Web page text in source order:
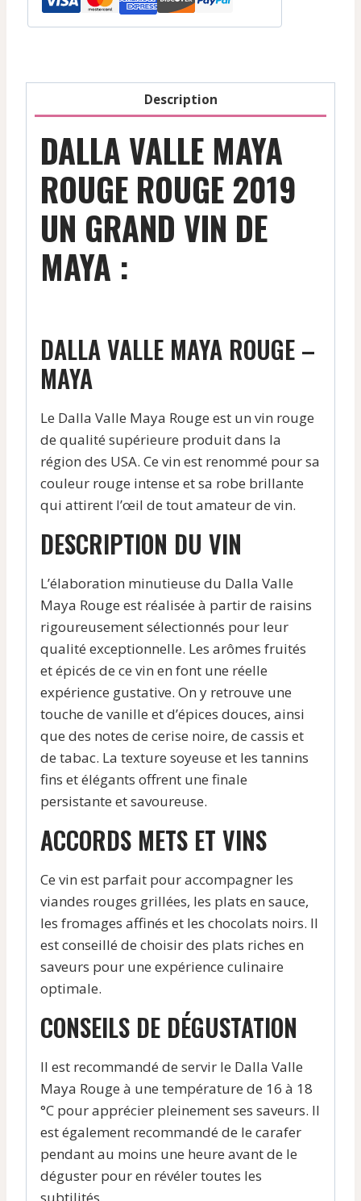
Description
DALLA VALLE MAYA
ROUGE ROUGE 2019
UN GRAND VIN DE
MAYA :
DALLA VALLE MAYA ROUGE –
MAYA
Le Dalla Valle Maya Rouge est un vin rouge
de qualité supérieure produit dans la
région des USA. Ce vin est renommé pour sa
couleur rouge intense et sa robe brillante
qui attirent l’œil de tout amateur de vin.
DESCRIPTION DU VIN
L’élaboration minutieuse du Dalla Valle
Maya Rouge est réalisée à partir de raisins
rigoureusement sélectionnés pour leur
qualité exceptionnelle. Les arômes fruités
et épicés de ce vin en font une réelle
expérience gustative. On y retrouve une
touche de vanille et d’épices douces, ainsi
que des notes de cerise noire, de cassis et
de tabac. La texture soyeuse et les tannins
fins et élégants offrent une finale
persistante et savoureuse.
ACCORDS METS ET VINS
Ce vin est parfait pour accompagner les
viandes rouges grillées, les plats en sauce,
les fromages affinés et les chocolats noirs. Il
est conseillé de choisir des plats riches en
saveurs pour une expérience culinaire
optimale.
CONSEILS DE DÉGUSTATION
Il est recommandé de servir le Dalla Valle
Maya Rouge à une température de 16 à 18
°C pour apprécier pleinement ses saveurs. Il
est également recommandé de le carafer
pendant au moins une heure avant de le
déguster pour en révéler toutes les